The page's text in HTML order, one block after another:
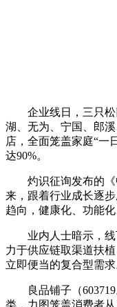
企业线日，三只松
湖、无为、宁国、郎
店，全面笼盖家庭“一
达90%。
灼识征询发布的《
来，跟着行业成长逐
趋向，健康化、功能
业内人士暗示，线
力于供应链取渠道扶
立即便当的复合型需求
良品铺子（603719
类，力图笼盖消费者